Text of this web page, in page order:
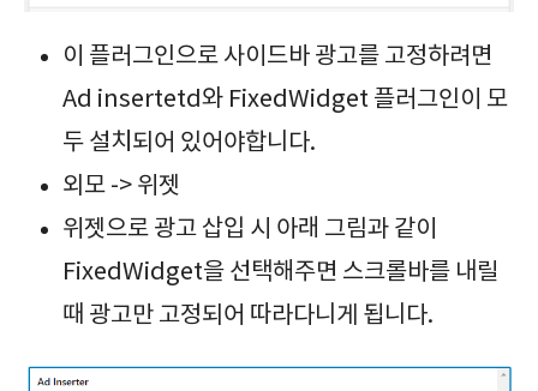
이 플러그인으로 사이드바 광고를 고정하려면
Ad insertetd와 FixedWidget 플러그인이 모
두 설치되어 있어야합니다.
외모 -> 위젯
위젯으로 광고 삽입 시 아래 그림과 같이
FixedWidget을 선택해주면 스크롤바를 내릴
때 광고만 고정되어 따라다니게 됩니다.